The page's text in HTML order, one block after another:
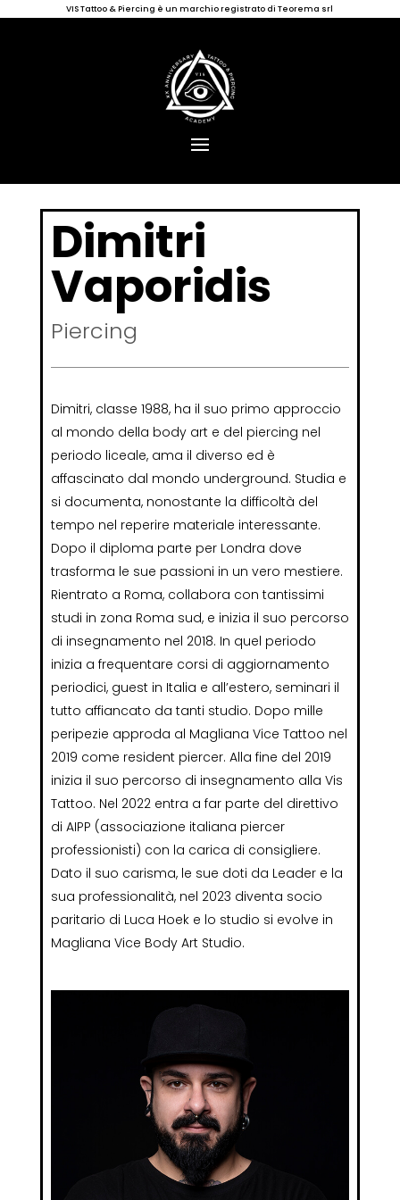
VIS Tattoo & Piercing è un marchio registrato di Teorema srl
Dimitri
Vaporidis
Piercing
Dimitri, classe 1988, ha il suo primo approccio
al mondo della body art e del piercing nel
periodo liceale, ama il diverso ed è
affascinato dal mondo underground. Studia e
si documenta, nonostante la difficoltà del
tempo nel reperire materiale interessante.
Dopo il diploma parte per Londra dove
trasforma le sue passioni in un vero mestiere.
Rientrato a Roma, collabora con tantissimi
studi in zona Roma sud, e inizia il suo percorso
di insegnamento nel 2018. In quel periodo
inizia a frequentare corsi di aggiornamento
periodici, guest in Italia e all’estero, seminari il
tutto affiancato da tanti studio. Dopo mille
peripezie approda al Magliana Vice Tattoo nel
2019 come resident piercer. Alla fine del 2019
inizia il suo percorso di insegnamento alla Vis
Tattoo. Nel 2022 entra a far parte del direttivo
di AIPP (associazione italiana piercer
professionisti) con la carica di consigliere.
Dato il suo carisma, le sue doti da Leader e la
sua professionalità, nel 2023 diventa socio
paritario di Luca Hoek e lo studio si evolve in
Magliana Vice Body Art Studio.